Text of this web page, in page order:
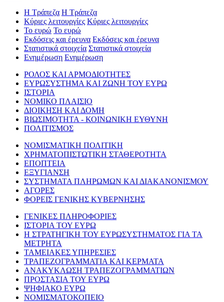
Η Τράπεζα Η Τράπεζα
Κύριες λειτουργίες Κύριες λειτουργίες
Το ευρώ Το ευρώ
Εκδόσεις και έρευνα Εκδόσεις και έρευνα
Στατιστικά στοιχεία Στατιστικά στοιχεία
Ενημέρωση Ενημέρωση
ΡΟΛΟΣ ΚΑΙ ΑΡΜΟΔΙΟΤΗΤΕΣ
ΕΥΡΩΣΥΣΤΗΜΑ ΚΑΙ ΖΩΝΗ ΤΟΥ ΕΥΡΩ
ΙΣΤΟΡΙΑ
ΝΟΜΙΚΟ ΠΛΑΙΣΙΟ
ΔΙΟΙΚΗΣΗ ΚΑΙ ΔΟΜΗ
ΒΙΩΣΙΜΟΤΗΤΑ - ΚΟΙΝΩΝΙΚΗ ΕΥΘΥΝΗ
ΠΟΛΙΤΙΣΜΟΣ
ΝΟΜΙΣΜΑΤΙΚΗ ΠΟΛΙΤΙΚΗ
ΧΡΗΜΑΤΟΠΙΣΤΩΤΙΚΗ ΣΤΑΘΕΡΟΤΗΤΑ
ΕΠΟΠΤΕΙΑ
ΕΞΥΓΙΑΝΣΗ
ΣΥΣΤΗΜΑΤΑ ΠΛΗΡΩΜΩΝ ΚΑΙ ΔΙΑΚΑΝΟΝΙΣΜΟΥ
ΑΓΟΡΕΣ
ΦΟΡΕΙΣ ΓΕΝΙΚΗΣ ΚΥΒΕΡΝΗΣΗΣ
ΓΕΝΙΚΕΣ ΠΛΗΡΟΦΟΡΙΕΣ
ΙΣΤΟΡΙΑ ΤΟΥ ΕΥΡΩ
Η ΣΤΡΑΤΗΓΙΚΗ ΤΟΥ ΕΥΡΩΣΥΣΤΗΜΑΤΟΣ ΓΙΑ ΤΑ
ΜΕΤΡΗΤΑ
ΤΑΜΕΙΑΚΕΣ ΥΠΗΡΕΣΙΕΣ
ΤΡΑΠΕΖΟΓΡΑΜΜΑΤΙΑ ΚΑΙ ΚΕΡΜΑΤΑ
ΑΝΑΚΥΚΛΩΣΗ ΤΡΑΠΕΖΟΓΡΑΜΜΑΤΙΩΝ
ΠΡΟΣΤΑΣΙΑ ΤΟΥ ΕΥΡΩ
ΨΗΦΙΑΚΟ ΕΥΡΩ
ΝΟΜΙΣΜΑΤΟΚΟΠΕΙΟ